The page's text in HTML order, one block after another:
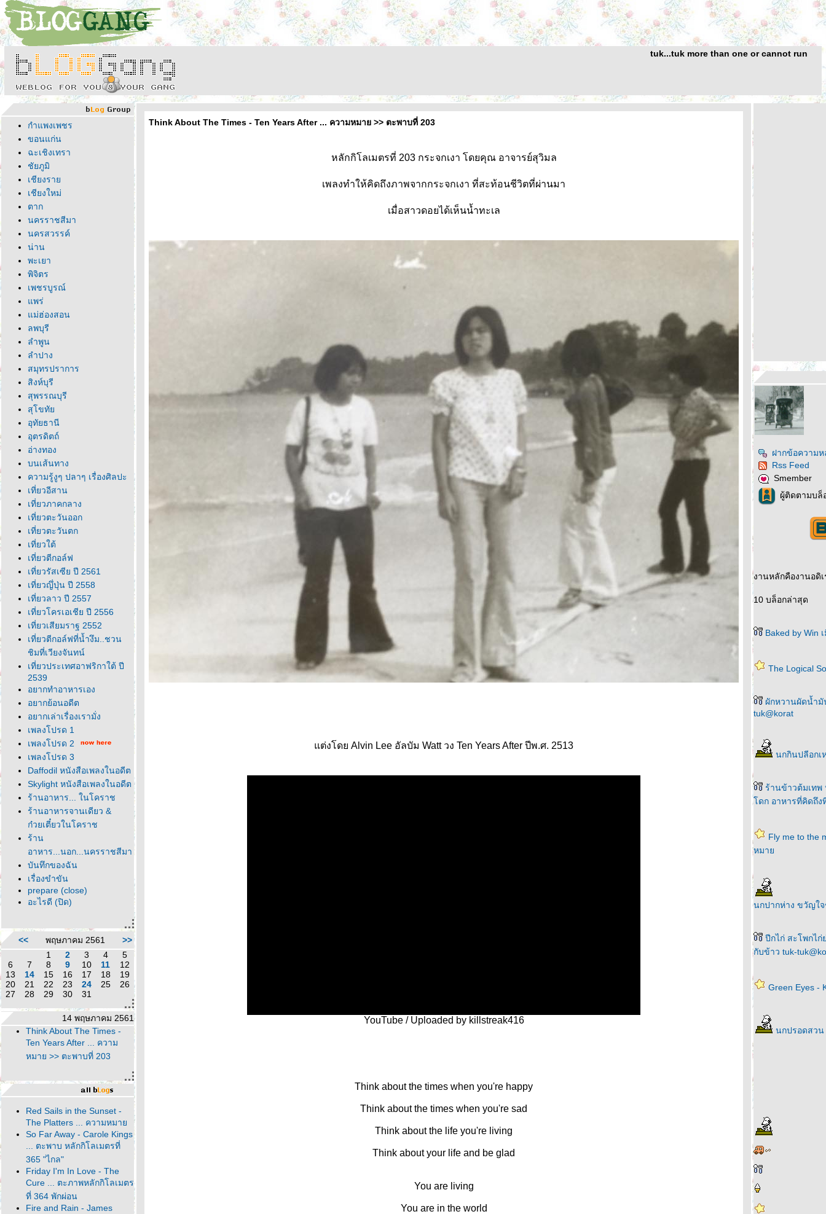
tuk...tuk more than one or cannot run
กำแพงเพชร
ขอนแก่น
ฉะเชิงเทรา
ชัยภูมิ
เชียงรา
เชียงใหม่
ตาก
นครราชสีมา
นครสวรรค์
น่าน
พะเยา
พิจิตร
เพชรบูรณ์
พร่
ม่ฮ่องสอน
ลพบุรี
ลำพูน
ลำปาง
สมุทรปราการ
สิงห์บุรี
สุพรรณบุรี
สุโขทั
อุทัยธานี
อุตรดิตถ์
อ่างทอง
บนเส้นทาง
ความรู้งูๆ ปลาๆ เรื่องศิลปะ
เที่ยวอีสาน
เที่ยวภาคกลาง
เที่ยวตะวันออก
เที่ยวตะวันตก
เที่ยวใต้
เที่ยวตีกอล์ฟ
เที่ยวรัสเซีย ปี 2561
เที่ยวญึ่ปุ่น ปี 2558
เที่ยวลาว ปี 2557
เที่ยวโครเอเชีย ปี 2556
เที่ยวเสียมราฐ 2552
เที่ยวตีกอล์ฟที่น้ำงึม..ชวน
ชิมที่เวียงจันทน์
เที่ยวประเทศอาฟริกาใต้ ปี
2539
อยากทำอาหารเอง
อยากย้อนอดีต
อยากเล่าเรื่องเรามั่ง
เพลงโปรด 1
เพลงโปรด 2
เพลงโปรด 3
Daffodil หนังสือเพลงในอดีต
Skylight หนังสือเพลงในอดีต
ร้านอาหาร... ในโคราช
ร้านอาหารจานเดียว &
ก๋วยเตี๋ยวในโคราช
ร้าน
อาหาร...นอก...นครราชสีมา
บันทึกของฉัน
เรื่องขำขัน
prepare (close)
อะไรดี (ปิด)
<< พฤษภาคม 2561
>>
1
2 3 4
5
6
7 8 9 10 11
12
13
14 15 16 17 18
19
20
21 22 23 24 25
26
27
28 29 30 31
14 พฤษภาคม 2561
Think About The Times -
Ten Years After ... ความ
หมาย >> ตะพาบที่ 203
Red Sails in the Sunset -
The Platters ... ความหมา
So Far Away - Carole Kings
... ตะพาบ หลักกิโลเมตรที่
365 "ไกล"
Friday I'm In Love - The
Cure ... ตะภาพหลักกิโลเมตร
ที่ 364 พักผ่อน
Fire and Rain - James
Think About The Times - Ten Years After ... ความหมาย >> ตะพาบที่ 203
หลักกิโลเมตรที่ 203 กระจกเงา โดยคุณ อาจารย์สุวิมล
เพลงทำให้คิดถึงภาพจากกระจกเงา ที่สะท้อนชีวิตที่ผ่านมา
เมื่อสาวดอยได้เห็นน้ำทะเล
ต่งโดย Alvin Lee อัลบัม Watt วง Ten Years After ปีพ.ศ. 2513
YouTube / Uploaded by killstreak416
Think about the times when you're happy
Think about the times when you're sad
Think about the life you're living
Think about your life and be glad
You are living
You are in the world
ฝากข้อความห
Rss Feed
Smember
ผู้ติดตามบล็
งานหลักคืองานอดิเ
10 บล็อกล่าสุด
Baked by Win
The Logical
ผักหวานผัดน้ำมั
tuk@korat
นกกินปลีอกเ
ร้านข้าวต้มเทพ
ดก อาหารที่คิดถึง
Fly me to the
หมา
นกปากห่าง ขวัญใ
ปีกไก่ สะโพกไ
กับข้าว tuk-
Green Eyes -
นกปรอดสวน